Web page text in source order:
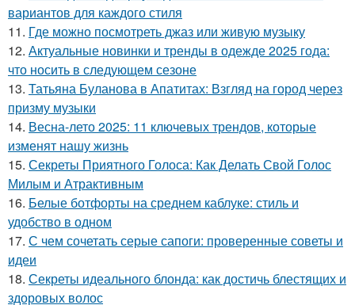
вариантов для каждого стиля
11. Где можно посмотреть джаз или живую музыку
12. Актуальные новинки и тренды в одежде 2025 года:
что носить в следующем сезоне
13. Татьяна Буланова в Апатитах: Взгляд на город через
призму музыки
14. Весна-лето 2025: 11 ключевых трендов, которые
изменят нашу жизнь
15. Секреты Приятного Голоса: Как Делать Свой Голос
Милым и Атрактивным
16. Белые ботфорты на среднем каблуке: стиль и
удобство в одном
17. С чем сочетать серые сапоги: проверенные советы и
идеи
18. Секреты идеального блонда: как достичь блестящих и
здоровых волос